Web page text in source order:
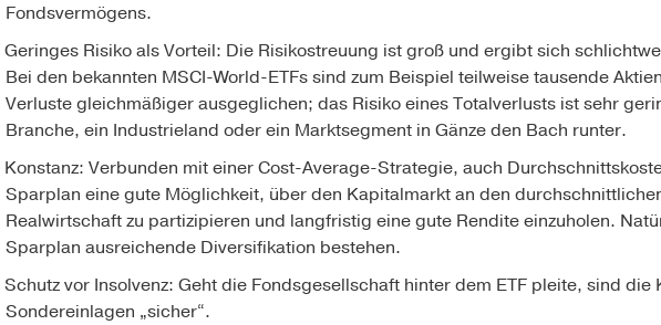
Fondsvermögens.
Geringes Risiko als Vorteil: Die Risikostreuung ist groß und ergibt sich
Bei den bekannten MSCI-World-ETFs sind zum Beispiel teilweise tausende
Verluste gleichmäßiger ausgeglichen; das Risiko eines Totalverlusts ist sehr
Branche, ein Industrieland oder ein Marktsegment in Gänze den Bach runter.
Konstanz: Verbunden mit einer Cost-Average-Strategie, auch
Sparplan eine gute Möglichkeit, über den Kapitalmarkt an den
Realwirtschaft zu partizipieren und langfristig eine gute Rendite einzuholen.
Sparplan ausreichende Diversifikation bestehen.
Schutz vor Insolvenz: Geht die Fondsgesellschaft hinter dem ETF pleite, sind die
Sondereinlagen „sicher“.